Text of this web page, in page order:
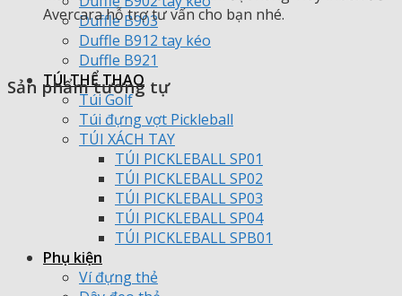
Duffle B903
Duffle B912 tay kéo
Duffle B921
TÚI THỂ THAO
Túi Golf
Túi đựng vợt Pickleball
TÚI XÁCH TAY
TÚI PICKLEBALL SP01
TÚI PICKLEBALL SP02
TÚI PICKLEBALL SP03
TÚI PICKLEBALL SP04
TÚI PICKLEBALL SPB01
Phụ kiện
Ví đựng thẻ
Avercara hỗ trợ tư vấn cho bạn nhé.
Sản phẩm tương tự